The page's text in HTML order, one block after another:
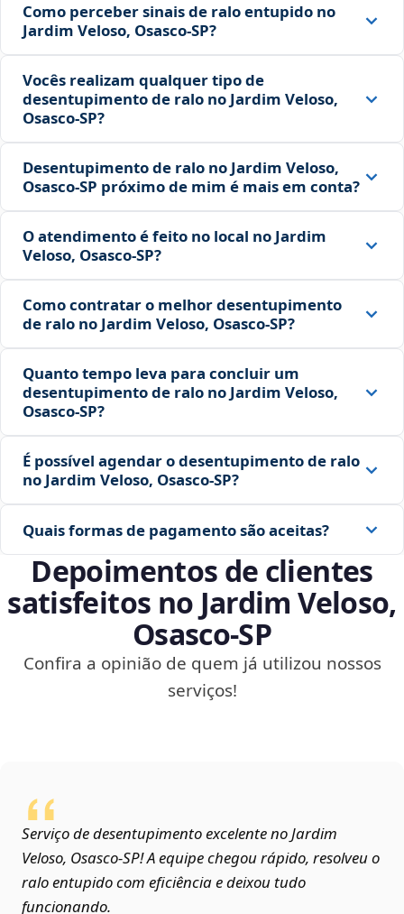
Como perceber sinais de ralo entupido no
Jardim Veloso, Osasco‑SP?
Vocês realizam qualquer tipo de
desentupimento de ralo no Jardim Veloso,
Osasco‑SP?
Desentupimento de ralo no Jardim Veloso,
Osasco‑SP próximo de mim é mais em conta?
O atendimento é feito no local no Jardim
Veloso, Osasco‑SP?
Como contratar o melhor desentupimento
de ralo no Jardim Veloso, Osasco‑SP?
Quanto tempo leva para concluir um
desentupimento de ralo no Jardim Veloso,
Osasco‑SP?
É possível agendar o desentupimento de ralo
no Jardim Veloso, Osasco‑SP?
Quais formas de pagamento são aceitas?
Depoimentos de clientes
satisfeitos no Jardim Veloso,
Osasco‑SP
Confira a opinião de quem já utilizou nossos
serviços!
Serviço de desentupimento excelente no Jardim
Veloso, Osasco‑SP! A equipe chegou rápido, resolveu o
ralo entupido com eficiência e deixou tudo
funcionando.